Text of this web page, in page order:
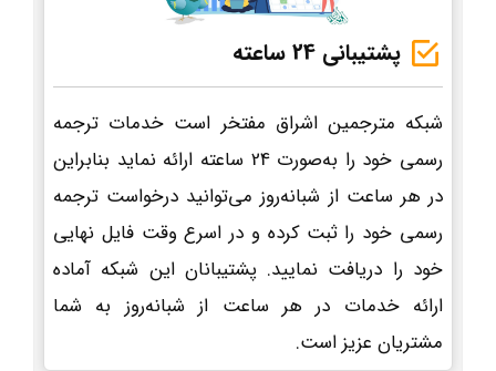
پشتیبانی 24 ساعته
شبکه مترجمین اشراق مفتخر است خدمات ترجمه
رسمی خود را به‌صورت 24 ساعته ارائه نماید بنابراین
در هر ساعت از شبانه‌روز می‌توانید درخواست ترجمه
رسمی خود را ثبت کرده و در اسرع وقت فایل نهایی
خود را دریافت نمایید. پشتیبانان این شبکه آماده
ارائه خدمات در هر ساعت از شبانه‌روز به شما
مشتریان عزیز است.